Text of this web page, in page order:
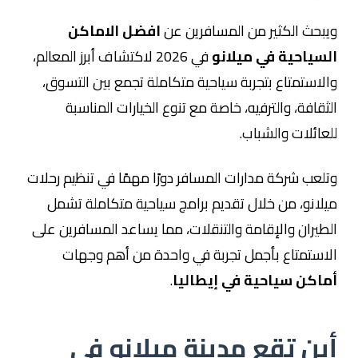
ويبحث الكثير من المسافرين عنافضل الاماكن
السياحية في ميلانو
في 2026 لاكتشاف أبرز المعالم،
والاستمتاع بتجربة سياحية متكاملة تجمع بين التسوق،
الثقافة، والترفيه، خاصة مع تنوع الخيارات المناسبة
للعائلات والشباب.
وتلعب شركة مدارات المسافر دورًا مهمًا في تنظيم رحلات
ميلانو، من خلال تقديم برامج سياحية متكاملة تشمل
الطيران والإقامة والتنقلات، مما يساعد المسافرين على
الاستمتاع بأجمل تجربة في واحدة من أهم وجهات
أماكن سياحية في إيطاليا.
أين تقع مدينة ميلانو في